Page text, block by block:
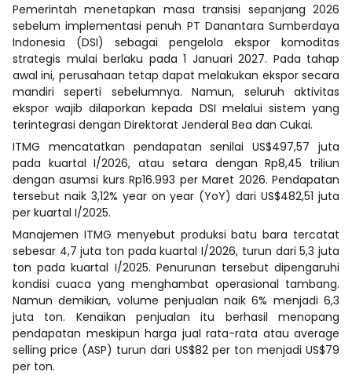
Pemerintah menetapkan masa transisi sepanjang 2026
sebelum implementasi penuh PT Danantara Sumberdaya
Indonesia (DSI) sebagai pengelola ekspor komoditas
strategis mulai berlaku pada 1 Januari 2027. Pada tahap
awal ini, perusahaan tetap dapat melakukan ekspor secara
mandiri seperti sebelumnya. Namun, seluruh aktivitas
ekspor wajib dilaporkan kepada DSI melalui sistem yang
terintegrasi dengan Direktorat Jenderal Bea dan Cukai.
ITMG mencatatkan pendapatan senilai US$497,57 juta
pada kuartal I/2026, atau setara dengan Rp8,45 triliun
dengan asumsi kurs Rp16.993 per Maret 2026. Pendapatan
tersebut naik 3,12% year on year (YoY) dari US$482,51 juta
per kuartal I/2025.
Manajemen ITMG menyebut produksi batu bara tercatat
sebesar 4,7 juta ton pada kuartal I/2026, turun dari 5,3 juta
ton pada kuartal I/2025. Penurunan tersebut dipengaruhi
kondisi cuaca yang menghambat operasional tambang.
Namun demikian, volume penjualan naik 6% menjadi 6,3
juta ton. Kenaikan penjualan itu berhasil menopang
pendapatan meskipun harga jual rata-rata atau average
selling price (ASP) turun dari US$82 per ton menjadi US$79
per ton.